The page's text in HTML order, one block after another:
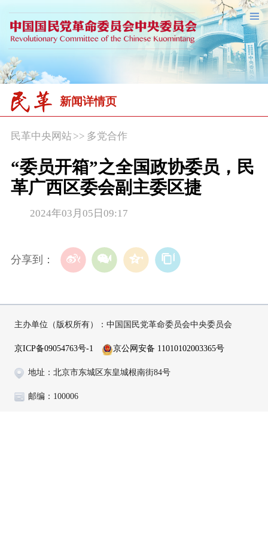
新闻详情页
民革中央网站>> 多党合作
“委员开箱”之全国政协委员，民
革广西区委会副主委区捷
2024年03月05日09:17
分享到：
主办单位（版权所有）：中国国民党革命委员会中央委员会
京ICP备09054763号-1 京公网安备 11010102003365号
地址：北京市东城区东皇城根南街84号
邮编：100006